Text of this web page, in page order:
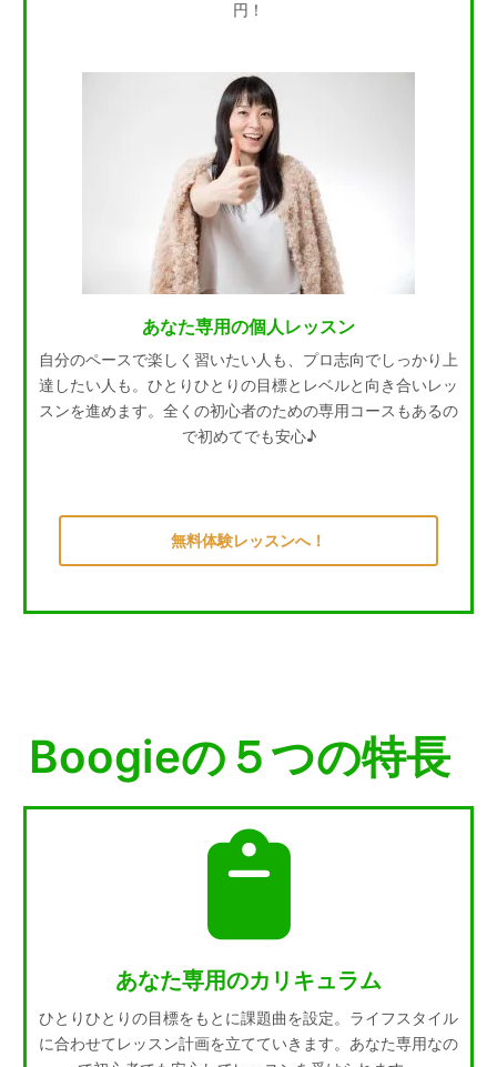
円！
あなた専用の個人レッスン
自分のペースで楽しく習いたい人も、プロ志向でしっかり上
達したい人も。ひとりひとりの目標とレベルと向き合いレッ
スンを進めます。全くの初心者のための専用コースもあるの
で初めてでも安心♪
無料体験レッスンへ！
Boogieの５つの特長
あなた専用のカリキュラム
ひとりひとりの目標をもとに課題曲を設定。ライフスタイル
に合わせてレッスン計画を立てていきます。あなた専用なの